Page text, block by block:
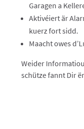
Garagen a
Aktivéiert är
kuerz fort sidd.
Maacht owes
Weider
schütze fannt Dir